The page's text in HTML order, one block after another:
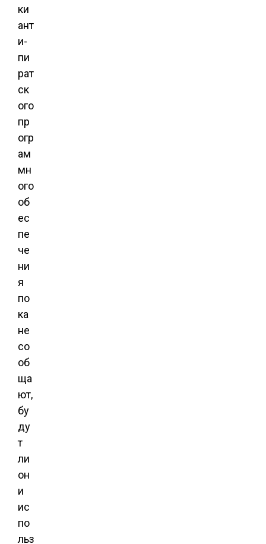
ки
ант
и-
пи
рат
ск
ого
пр
огр
ам
мн
ого
об
ес
пе
че
ни
я
по
ка
не
со
об
ща
ют,
бу
ду
т
ли
он
и
ис
по
льз